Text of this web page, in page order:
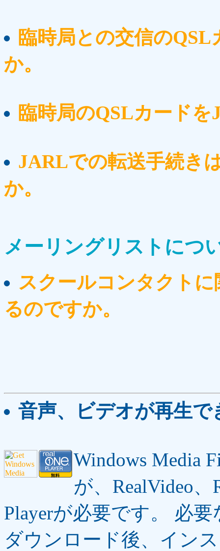
臨時局との交信の
か。
臨時局のQSLカード
JARLでの転送手続き
か。
メーリングリストにつ
スクールコンタクト
るのですか。
音声、ビデオが再生
Windows Media
が、RealVideo、
Playerが必要です。 必
ダウンロード後、イン